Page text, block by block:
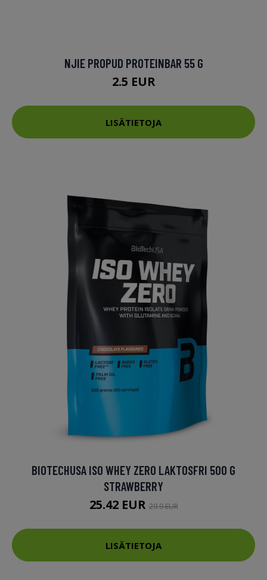
NJIE PROPUD PROTEINBAR 55 G
2.5 EUR
LISÄTIETOJA
BIOTECHUSA ISO WHEY ZERO LAKTOSFRI 500 G
STRAWBERRY
25.42 EUR29.9 EUR
LISÄTIETOJA